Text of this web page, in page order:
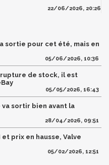
22/06/2026, 20:26
sortie pour cet été, mais en
05/06/2026, 10:36
de stock, il est
05/05/2026, 16:43
va sortir bien avant la
28/04/2026, 09:51
prix en hausse, Valve
05/02/2026, 12:51